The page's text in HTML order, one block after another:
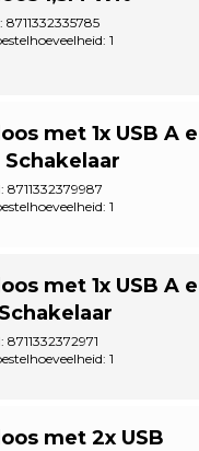
1
met 1x USB A
Schakelaar
1
met 1x USB A
1
met 2x USB